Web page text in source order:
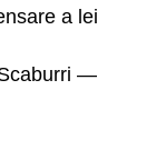
a lei
—